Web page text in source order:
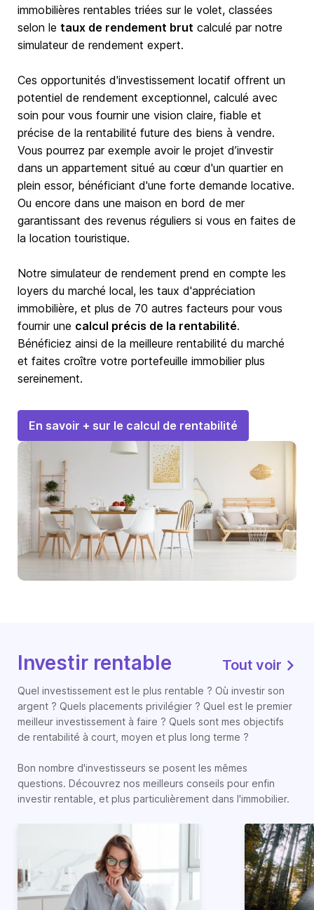
immobilières rentables triées sur le volet, classées
selon le taux de rendement brut calculé par notre
simulateur de rendement expert.
Ces opportunités d'investissement locatif offrent un
potentiel de rendement exceptionnel, calculé avec
soin pour vous fournir une vision claire, fiable et
précise de la rentabilité future des biens à vendre.
Vous pourrez par exemple avoir le projet d’investir
dans un appartement situé au cœur d'un quartier en
plein essor, bénéficiant d'une forte demande locative.
Ou encore dans une maison en bord de mer
garantissant des revenus réguliers si vous en faites de
la location touristique.
Notre simulateur de rendement prend en compte les
loyers du marché local, les taux d'appréciation
immobilière, et plus de 70 autres facteurs pour vous
fournir une calcul précis de la rentabilité.
Bénéficiez ainsi de la meilleure rentabilité du marché
et faites croître votre portefeuille immobilier plus
sereinement.
En savoir + sur le calcul de rentabilité
Investir rentable Tout voir
Quel investissement est le plus rentable ? Où investir son
argent ? Quels placements privilégier ? Quel est le premier
meilleur investissement à faire ? Quels sont mes objectifs
de rentabilité à court, moyen et plus long terme ?
Bon nombre d'investisseurs se posent les mêmes
questions. Découvrez nos meilleurs conseils pour enfin
investir rentable, et plus particulièrement dans l'immobilier.